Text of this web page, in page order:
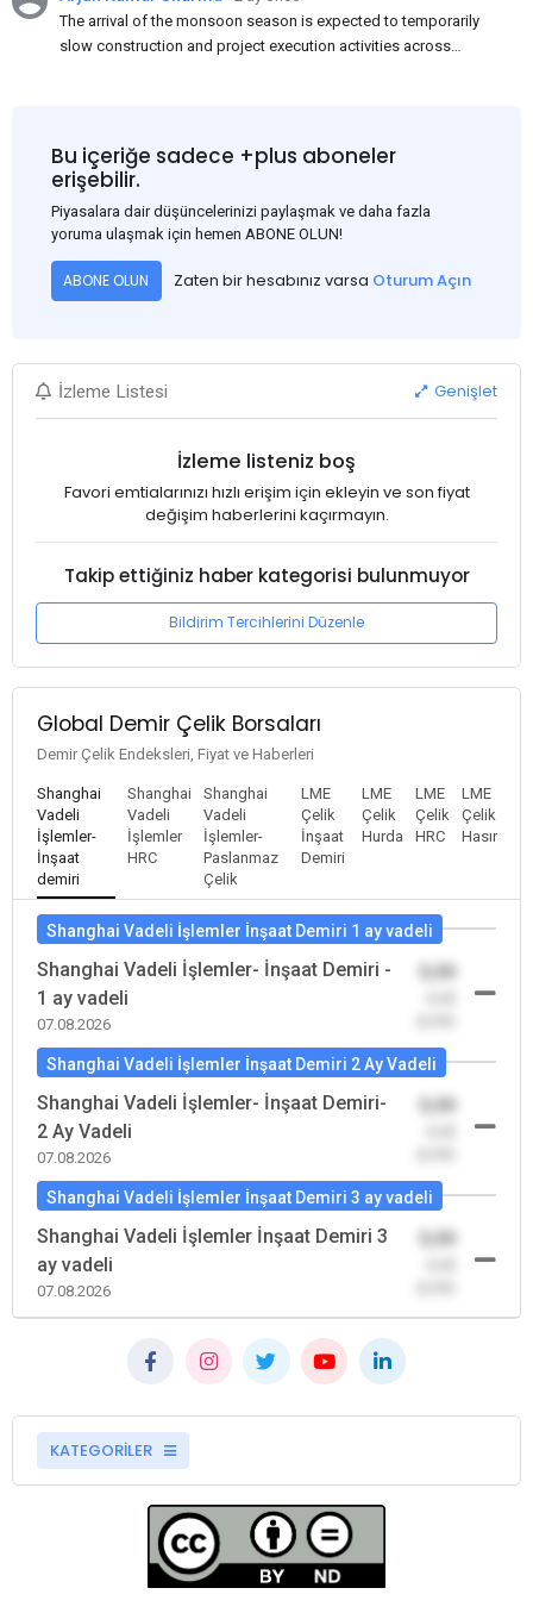
The arrival of the monsoon season is expected to temporarily
slow construction and project execution activities across
and rural construction projects is expected to provide support
to the market despite seasonal disruptions caused by heavy
rainfall.
Bu içeriğe sadece +plus aboneler
erişebilir.
Piyasalara dair düşüncelerinizi paylaşmak ve daha fazla
yoruma ulaşmak için hemen ABONE OLUN!
ABONE OLUN Zaten bir hesabınız varsa Oturum Açın
İzleme Listesi Genişlet
İzleme listeniz boş
Favori emtialarınızı hızlı erişim için ekleyin ve son fiyat
değişim haberlerini kaçırmayın.
Takip ettiğiniz haber kategorisi bulunmuyor
Bildirim Tercihlerini Düzenle
Global Demir Çelik Borsaları
Demir Çelik Endeksleri, Fiyat ve Haberleri
Shanghai
Vadeli
İşlemler-
İnşaat
demiri
Shanghai
Vadeli
İşlemler
HRC
Shanghai
Vadeli
İşlemler-
Paslanmaz
Çelik
LME
Çelik
İnşaat
Demiri
LME
Çelik
Hurda
LME
Çelik
HRC
LME
Çelik
Hasır
Shanghai Vadeli İşlemler İnşaat Demiri 1 ay vadeli
Shanghai Vadeli İşlemler- İnşaat Demiri -
1 ay vadeli
07.08.2026
Shanghai Vadeli İşlemler İnşaat Demiri 2 Ay Vadeli
Shanghai Vadeli İşlemler- İnşaat Demiri-
2 Ay Vadeli
07.08.2026
Shanghai Vadeli İşlemler İnşaat Demiri 3 ay vadeli
Shanghai Vadeli İşlemler İnşaat Demiri 3
ay vadeli
07.08.2026
KATEGORİLER